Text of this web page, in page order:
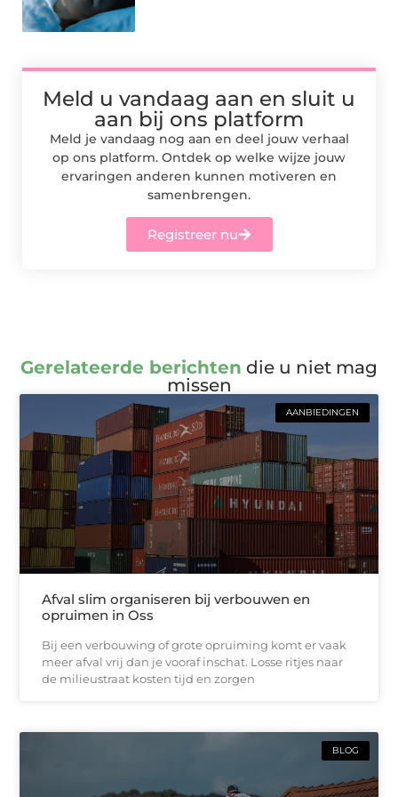
Meld u vandaag aan en sluit u
aan bij ons platform
Meld je vandaag nog aan en deel jouw verhaal
op ons platform. Ontdek op welke wijze jouw
ervaringen anderen kunnen motiveren en
samenbrengen.
Registreer nu
Gerelateerde berichten die u niet mag
missen
AANBIEDINGEN
Afval slim organiseren bij verbouwen en
opruimen in Oss
Bij een verbouwing of grote opruiming komt er vaak
meer afval vrij dan je vooraf inschat. Losse ritjes naar
de milieustraat kosten tijd en zorgen
BLOG